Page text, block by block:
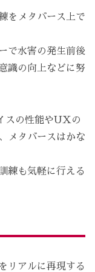
をメタバース上で
で水害の発生前後
識の向上などに努
スの性能やUXの
メタバースはかな
練も気軽に行える
リアルに再現する